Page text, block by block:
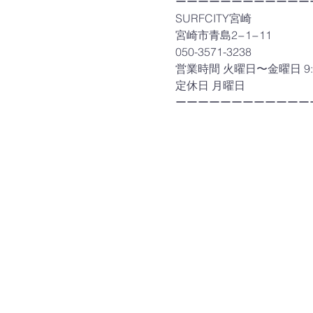
SURFCITY宮崎
宮崎市青島2−1−11
050-3571-3238
営業時間 火曜日〜金曜日
定休日 月曜日
ーーーーーーーーーーー